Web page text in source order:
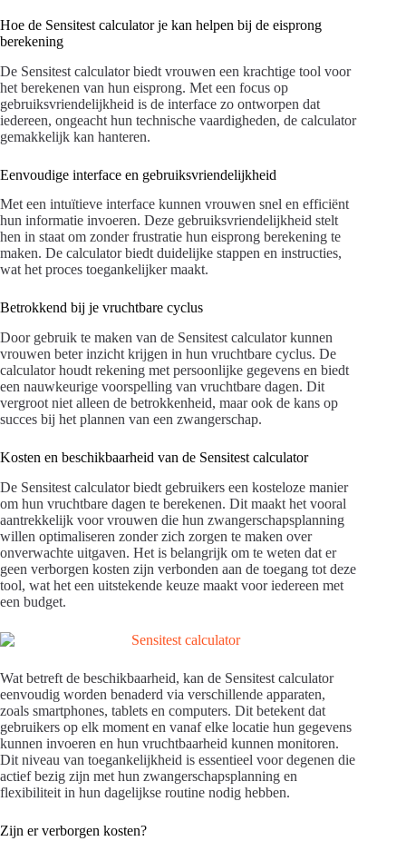
Hoe de Sensitest calculator je kan helpen bij de eisprong
berekening
De Sensitest calculator biedt vrouwen een krachtige tool voor
het berekenen van hun eisprong. Met een focus op
gebruiksvriendelijkheid is de interface zo ontworpen dat
iedereen, ongeacht hun technische vaardigheden, de calculator
gemakkelijk kan hanteren.
Eenvoudige interface en gebruiksvriendelijkheid
Met een intuïtieve interface kunnen vrouwen snel en efficiënt
hun informatie invoeren. Deze gebruiksvriendelijkheid stelt
hen in staat om zonder frustratie hun eisprong berekening te
maken. De calculator biedt duidelijke stappen en instructies,
wat het proces toegankelijker maakt.
Betrokkend bij je vruchtbare cyclus
Door gebruik te maken van de Sensitest calculator kunnen
vrouwen beter inzicht krijgen in hun vruchtbare cyclus. De
calculator houdt rekening met persoonlijke gegevens en biedt
een nauwkeurige voorspelling van vruchtbare dagen. Dit
vergroot niet alleen de betrokkenheid, maar ook de kans op
succes bij het plannen van een zwangerschap.
Kosten en beschikbaarheid van de Sensitest calculator
De Sensitest calculator biedt gebruikers een kosteloze manier
om hun vruchtbare dagen te berekenen. Dit maakt het vooral
aantrekkelijk voor vrouwen die hun zwangerschapsplanning
willen optimaliseren zonder zich zorgen te maken over
onverwachte uitgaven. Het is belangrijk om te weten dat er
geen verborgen kosten zijn verbonden aan de toegang tot deze
tool, wat het een uitstekende keuze maakt voor iedereen met
een budget.
Wat betreft de beschikbaarheid, kan de Sensitest calculator
eenvoudig worden benaderd via verschillende apparaten,
zoals smartphones, tablets en computers. Dit betekent dat
gebruikers op elk moment en vanaf elke locatie hun gegevens
kunnen invoeren en hun vruchtbaarheid kunnen monitoren.
Dit niveau van toegankelijkheid is essentieel voor degenen die
actief bezig zijn met hun zwangerschapsplanning en
flexibiliteit in hun dagelijkse routine nodig hebben.
Zijn er verborgen kosten?